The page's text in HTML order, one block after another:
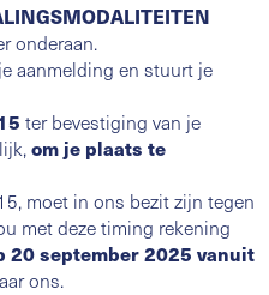
onderaan.
aanmelding en stuurt je
ter bevestiging van je
om je plaats te
moet in ons bezit zijn tegen
met deze timing rekening
20 september 2025 vanuit
ons.